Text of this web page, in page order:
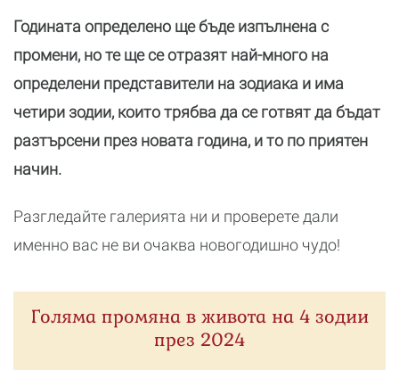
Годината определено ще бъде изпълнена с
промени, но те ще се отразят най-много на
определени представители на зодиака и има
четири зодии, които трябва да се готвят да бъдат
разтърсени през новата година, и то по приятен
начин.
Разгледайте галерията ни и проверете дали
именно вас не ви очаква новогодишно чудо!
Голяма промяна в живота на 4 зодии
през 2024